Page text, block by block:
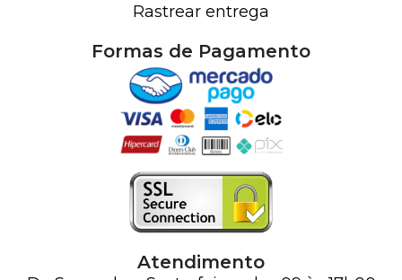
Rastrear entrega
Formas de Pagamento
Atendimento